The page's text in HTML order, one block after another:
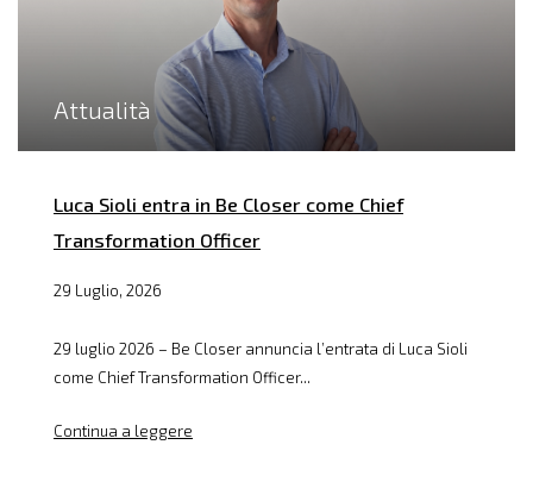
Attualità
Luca Sioli entra in Be Closer come Chief
Transformation Officer
29 Luglio, 2026
29 luglio 2026 – Be Closer annuncia l’entrata di Luca Sioli
come Chief Transformation Officer...
Continua a leggere